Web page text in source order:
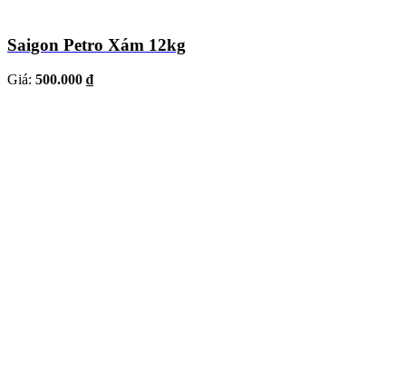
Saigon Petro Xám 12kg
Giá: 500.000 ₫